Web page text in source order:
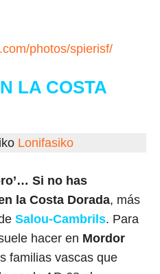
photos/spierisf/
LA COSTA
Lonifasiko
Si no has
la Costa Dorada, más
Salou-Cambrils. Para
hacer en Mordor
familias vascas que